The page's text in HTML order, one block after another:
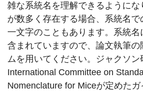
雑な系統名を理解できるように
が数多く存在する場合、系統名
一文字のこともあります。系統
含まれていますので、論文執筆の
ムを用いてください。ジャクソン
International Committee on
Nomenclature for Miceが定めた